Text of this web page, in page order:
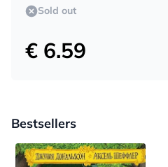
Sold out
€ 6.59
Bestsellers